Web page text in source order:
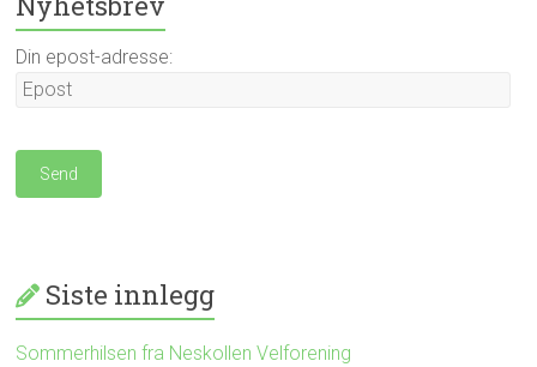
Din epost-adresse:
Siste innlegg
Sommerhilsen fra Neskollen Velforening